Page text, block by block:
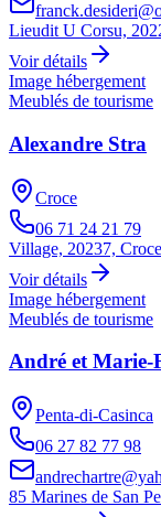
Lieudit U Corsu,
Voir détails
Image hébergement
Meublés de tourisme
Alexandre Stra
Croce
06 71 24 21 79
Village, 20237, Croce
Voir détails
Image hébergement
Meublés de tourisme
André et Marie-
Penta-di-Casinca
06 27 82 77 98
85 Marines de San